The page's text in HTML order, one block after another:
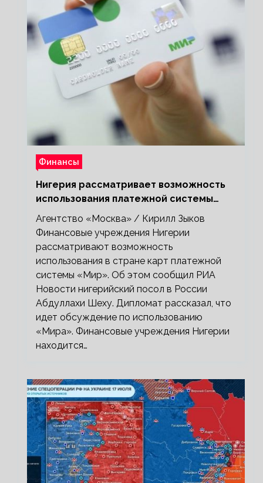
Финансы
Нигерия рассматривает возможность
использования платежной системы
«Мир»
Агентство «Москва» / Кирилл Зыков
Финансовые учреждения Нигерии
рассматривают возможность
использования в стране карт платежной
системы «Мир». Об этом сообщил РИА
Новости нигерийский посол в России
Абдуллахи Шеху. Дипломат рассказал, что
идет обсуждение по использованию
«Мира». Финансовые учреждения Нигерии
находится…